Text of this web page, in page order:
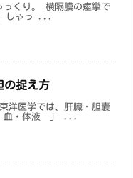
っくり。 横隔膜の痙攣で
、しゃっ ...
の捉え方
洋医学では、肝臓・胆嚢
血・体液 」 ...